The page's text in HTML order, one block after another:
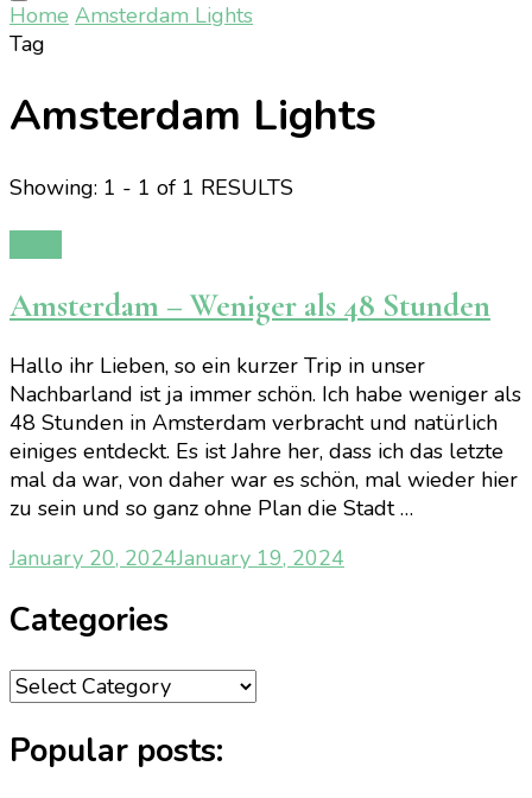
Home Amsterdam Lights
Tag
Amsterdam Lights
Showing: 1 - 1 of 1 RESULTS
Amsterdam – Weniger als 48 Stunden
Hallo ihr Lieben, so ein kurzer Trip in unser
Nachbarland ist ja immer schön. Ich habe weniger als
48 Stunden in Amsterdam verbracht und natürlich
einiges entdeckt. Es ist Jahre her, dass ich das letzte
mal da war, von daher war es schön, mal wieder hier
zu sein und so ganz ohne Plan die Stadt …
January 20, 2024January 19, 2024
Categories
Categories
Popular posts: